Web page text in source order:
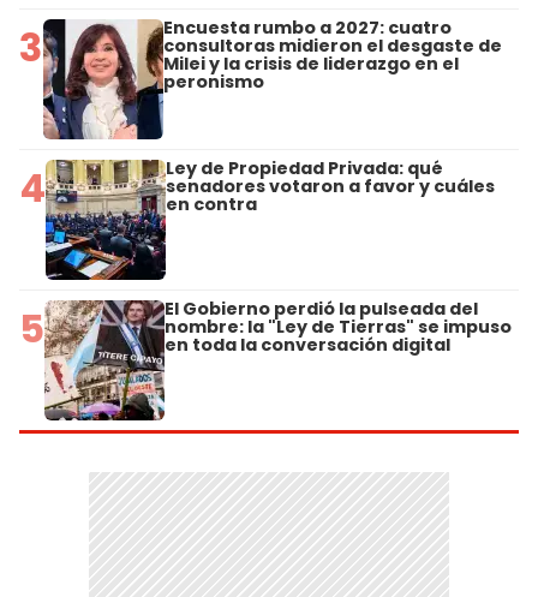
3 Encuesta rumbo a 2027: cuatro
consultoras midieron el desgaste de
Milei y la crisis de liderazgo en el
peronismo
4 Ley de Propiedad Privada: qué
senadores votaron a favor y cuáles
en contra
5 El Gobierno perdió la pulseada del
nombre: la "Ley de Tierras" se impuso
en toda la conversación digital